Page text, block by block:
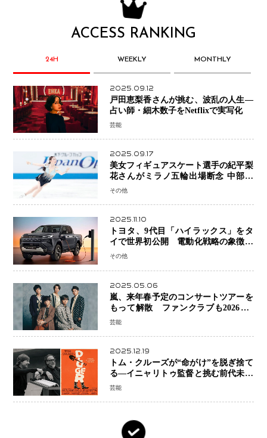
ACCESS RANKING
24H WEEKLY MONTHLY
2025.09.12
戸田恵梨香さんが挑む、波乱の人生―
占い師・細木数子をNetflixで実写化
芸能
2025.09.17
美女フィギュアスケート選手の紀平梨
花さんがミラノ五輪出場断念 中部選
手権欠場を発表「安全最優先の判断」
その他
2025.11.10
トヨタ、9代目「ハイラックス」をタ
イで世界初公開 電動化戦略の象徴と
なるBEVモデルを初設定
その他
2025.05.06
嵐、来年春予定のコンサートツアーを
もって解散 ファンクラブも2026年5
月末で活動終了
芸能
2025.12.19
トム・クルーズが“命がけ”を脱ぎ捨て
る―イニャリトゥ監督と挑む前代未聞
の大惨事コメディ「DIGGER ディガ
芸能